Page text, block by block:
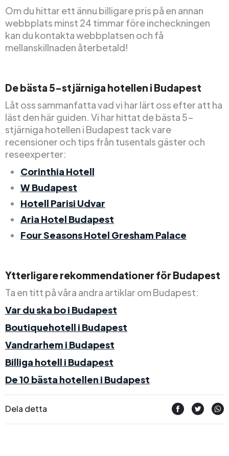
Om du hittar ett ännu billigare pris på en annan
webbplats minst 24 timmar före incheckningen
kan du kontakta webbplatsen och få
mellanskillnaden återbetald!
De bästa 5-stjärniga hotellen i Budapest
Låt oss sammanfatta vad vi har lärt oss efter att ha
läst den här guiden. Vi har hittat de bästa 5-
stjärniga hotellen i Budapest tack vare
recensioner och tips från tusentals gäster och
reseexperter:
Corinthia Hotell
W Budapest
Hotell Parisi Udvar
Aria Hotel Budapest
Four Seasons Hotel Gresham Palace
Ytterligare rekommendationer för Budapest
Ta en titt på våra andra artiklar om Budapest:
Var du ska bo i Budapest
Boutiquehotell i Budapest
Vandrarhem i Budapest
Billiga hotell i Budapest
De 10 bästa hotellen i Budapest
Dela detta